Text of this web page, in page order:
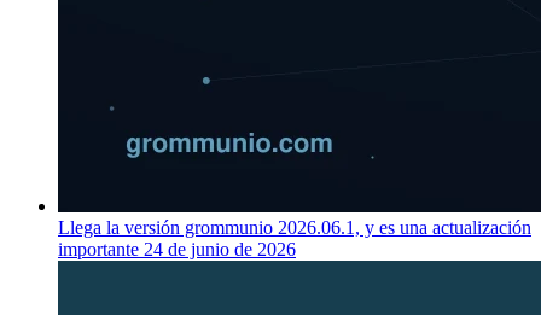
Llega la versión grommunio 2026.06.1, y es una actualización
importante 24 de junio de 2026